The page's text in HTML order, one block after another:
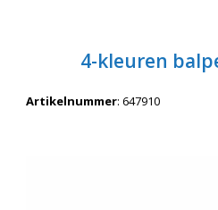
Wil je snel een
4-kleuren
Artikelnummer: 647910